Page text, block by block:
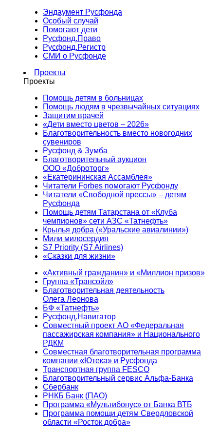
Эндаумент Русфонда
Особый случай
Помогают дети
Русфонд.Право
Русфонд.Регистр
СМИ о Русфонде
Проекты
Проекты
Помощь детям в больницах
Помощь людям в чрезвычайных ситуациях
Защитим врачей
«Дети вместо цветов – 2026»
Благотворительность вместо новогодних
сувениров
Русфонд & Зумба
Благотворительный аукцион
ООО «Доброторг»
«Екатерининская Ассамблея»
Читатели Forbes помогают Русфонду
Читатели «Свободной прессы» – детям
Русфонда
Помощь детям Татарстана от «Клуба
чемпионов» сети АЗС «Татнефть»
Крылья добра («Уральские авиалинии»)
Мили милосердия
S7 Priority (S7 Airlines)
«Сказки для жизни»
«Активный гражданин» и «Миллион призов»
Группа «Трансойл»
Благотворительная деятельность
Олега Леонова
БФ «Татнефть»
Русфонд.Навигатор
Совместный проект АО «Федеральная
пассажирская компания» и Национального
РДКМ
Совместная благотворительная программа
компании «Ютека» и Русфонда
Транспортная группа FESCO
Благотворительный сервис Альфа-Банка
Сбербанк
РНКБ Банк (ПАО)
Программа «Мультибонус» от Банка ВТБ
Программа помощи детям Свердловской
области «Росток добра»